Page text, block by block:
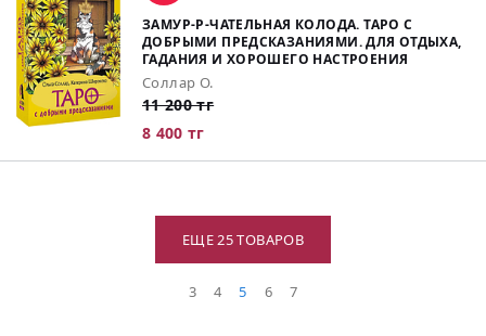
ЗАМУР-Р-ЧАТЕЛЬНАЯ КОЛОДА. ТАРО С
ДОБРЫМИ ПРЕДСКАЗАНИЯМИ. ДЛЯ ОТДЫХА,
ГАДАНИЯ И ХОРОШЕГО НАСТРОЕНИЯ
Соллар О.
11 200 тг
8 400 тг
ЕЩЕ 25 ТОВАРОВ
3 4 5 6 7